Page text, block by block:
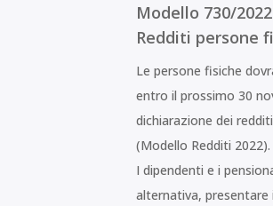
Modello 730/
Redditi persone
Le persone fisiche
entro il prossimo 30
dichiarazione dei
(Modello Redditi 2022).
I dipendenti e i
alternativa,